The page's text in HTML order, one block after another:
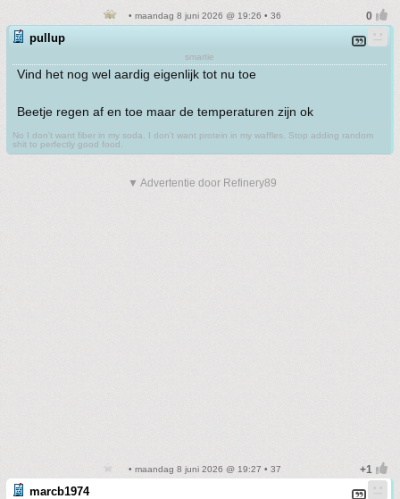
• maandag 8 juni 2026 @ 19:26 • 36
pullup
smartie
Vind het nog wel aardig eigenlijk tot nu toe
Beetje regen af en toe maar de temperaturen zijn ok
No I don't want fiber in my soda. I don't want protein in my waffles. Stop adding random
shit to perfectly good food.
▼ Advertentie door Refinery89
• maandag 8 juni 2026 @ 19:27 • 37
marcb1974